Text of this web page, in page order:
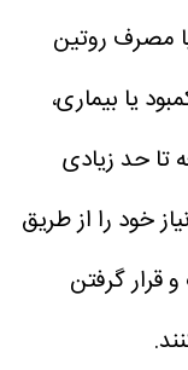
مصرف روتین
یا بیماری،
تا حد زیادی
خود را از طریق
قرار گرفتن